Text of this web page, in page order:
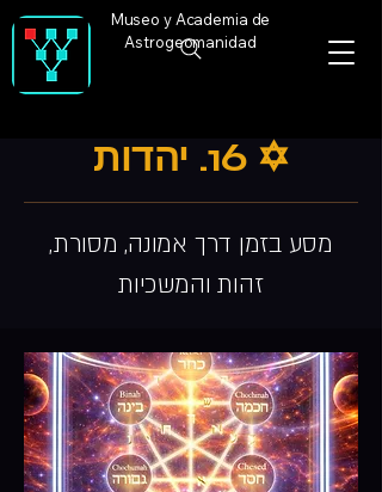
Museo y Academia de
Astrogeomanidad
✡️ 16. יהדות
מסע בזמן דרך אמונה, מסורת,
זהות והמשכיות